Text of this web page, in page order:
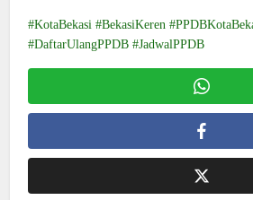
KotaBekasi #BekasiKeren
#DaftarUlangPPDB #JadwalPPDB